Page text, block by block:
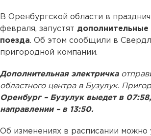
В Оренбургской области в
февраля, запустят
поезда. Об этом сообщили в
пригородной компании.
Дополнительная электричка
областного центра в Бузулук.
Оренбург – Бузулук выедет в
направлении – в 13:50.
Об изменениях в расписании можно